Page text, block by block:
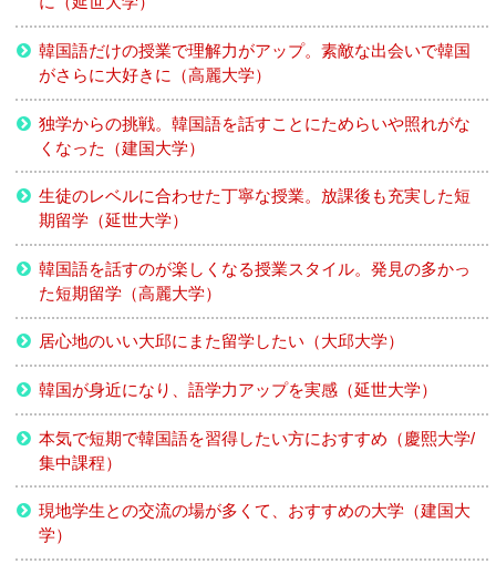
韓国語だけの授業で理解力がアップ。素敵な出会いで韓国
がさらに大好きに（高麗大学）
独学からの挑戦。韓国語を話すことにためらいや照れがな
くなった（建国大学）
生徒のレベルに合わせた丁寧な授業。放課後も充実した短
期留学（延世大学）
韓国語を話すのが楽しくなる授業スタイル。発見の多かっ
た短期留学（高麗大学）
居心地のいい大邱にまた留学したい（大邱大学）
韓国が身近になり、語学力アップを実感（延世大学）
本気で短期で韓国語を習得したい方におすすめ（慶熙大学/
集中課程）
現地学生との交流の場が多くて、おすすめの大学（建国大
学）